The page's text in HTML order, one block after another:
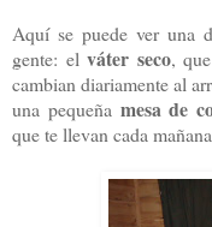
Aquí se puede ver una
gente: el váter seco,
cambian diariamente al
una pequeña mesa de
que te llevan cada